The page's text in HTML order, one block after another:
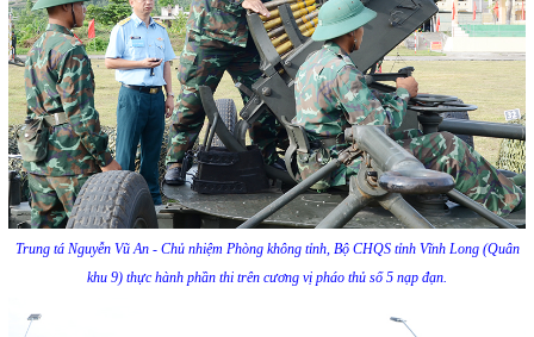
Trung tá Nguyễn Vũ An - Chủ nhiệm Phòng không tỉnh, Bộ CHQS tỉnh Vĩnh Long (Quân
khu 9) thực hành phần thi trên cương vị pháo thủ số 5 nạp đạn.